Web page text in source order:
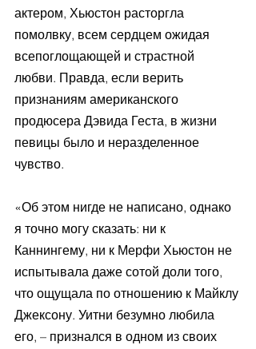
актером, Хьюстон расторгла
помолвку, всем сердцем ожидая
всепоглощающей и страстной
любви. Правда, если верить
признаниям американского
продюсера Дэвида Геста, в жизни
певицы было и неразделенное
чувство.
«Об этом нигде не написано, однако
я точно могу сказать: ни к
Каннингему, ни к Мерфи Хьюстон не
испытывала даже сотой доли того,
что ощущала по отношению к Майклу
Джексону. Уитни безумно любила
его, – признался в одном из своих